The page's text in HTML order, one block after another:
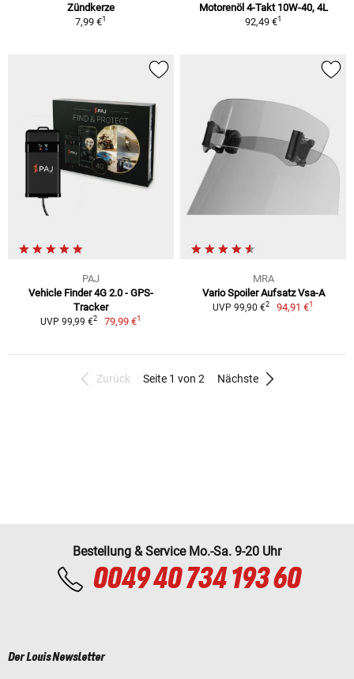
Zündkerze
7,99 €1
Motorenöl 4-Takt 10W-40, 4L
92,49 €1
PAJ
Vehicle Finder 4G 2.0 - GPS-
Tracker
UVP 99,99 €2 79,99 €1
MRA
Vario Spoiler Aufsatz Vsa-A
UVP 99,90 €2 94,91 €1
Zurück Seite 1 von 2 Nächste
Bestellung & Service Mo.-Sa. 9-20 Uhr
0049 40 734 193 60
Der Louis Newsletter